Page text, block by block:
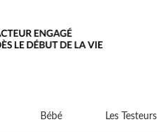
Bébé Les Testeurs